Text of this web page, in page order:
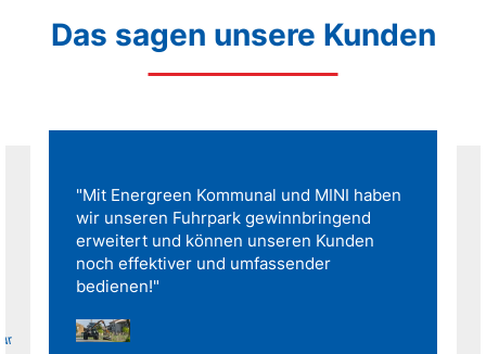
Das sagen unsere Kunden
"Mit Energreen Kommunal und MINI haben
wir unseren Fuhrpark gewinnbringend
erweitert und können unseren Kunden
noch effektiver und umfassender
bedienen!"